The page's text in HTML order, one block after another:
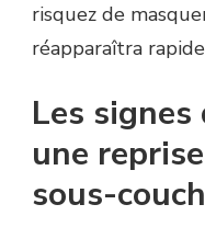
risquez de
réapparaîtra
Les
une
sous-